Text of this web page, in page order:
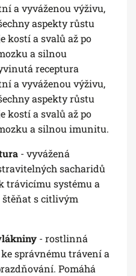
a vyváženou výživu,
aspekty růstu
kostí a svalů až po
a silnou
receptura
a vyváženou výživu,
aspekty růstu
kostí a svalů až po
a silnou imunitu.
- vyvážená
sacharidů
trávicímu systému a
štěňat s citlivým
- rostlinná
správnému trávení a
Pomáhá